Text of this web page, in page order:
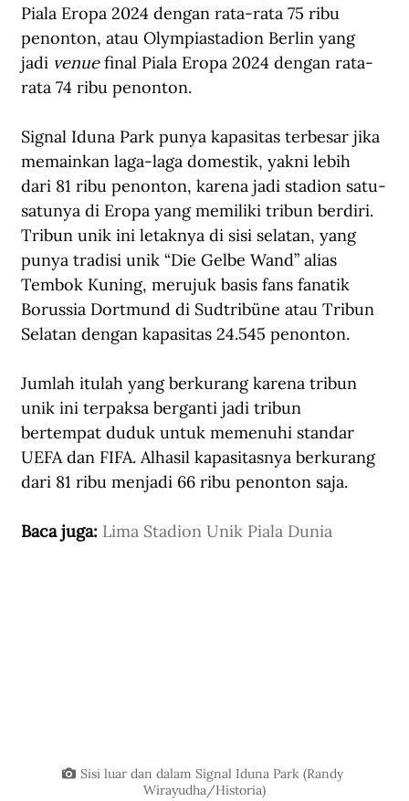
Piala Eropa 2024 dengan rata-rata 75 ribu
penonton, atau Olympiastadion Berlin yang
jadi venue final Piala Eropa 2024 dengan rata-
rata 74 ribu penonton.
Signal Iduna Park punya kapasitas terbesar jika
memainkan laga-laga domestik, yakni lebih
dari 81 ribu penonton, karena jadi stadion satu-
satunya di Eropa yang memiliki tribun berdiri.
Tribun unik ini letaknya di sisi selatan, yang
punya tradisi unik “Die Gelbe Wand” alias
Tembok Kuning, merujuk basis fans fanatik
Borussia Dortmund di Sudtribüne atau Tribun
Selatan dengan kapasitas 24.545 penonton.
Jumlah itulah yang berkurang karena tribun
unik ini terpaksa berganti jadi tribun
bertempat duduk untuk memenuhi standar
UEFA dan FIFA. Alhasil kapasitasnya berkurang
dari 81 ribu menjadi 66 ribu penonton saja.
Baca juga: Lima Stadion Unik Piala Dunia
Sisi luar dan dalam Signal Iduna Park (Randy
Wirayudha/Historia)